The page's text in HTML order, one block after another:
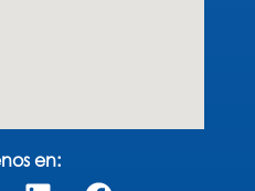
en: